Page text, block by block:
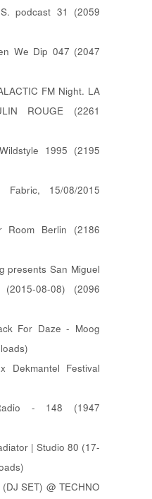
podcast 31 (2059
We Dip 047 (2047
FM Night. LA
ROUGE (2261
1995 (2195
Fabric, 15/08/2015
Room Berlin (2186
presents San Miguel
08-08) (2096
For Daze - Moog
Dekmantel Festival
- 148 (1947
| Studio 80 (17-
SET) @ TECHNO